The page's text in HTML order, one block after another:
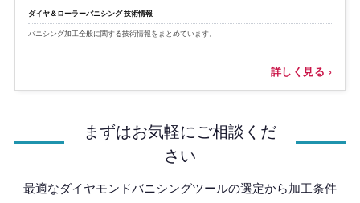
ダイヤ＆ローラーバニシング 技術情報
バニシング加工全般に関する技術情報をまとめています。
まずはお気軽にご相談くだ
さい
最適なダイヤモンドバニシングツールの選定から加工条件